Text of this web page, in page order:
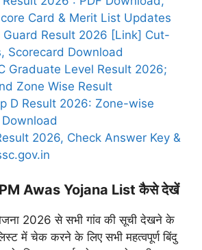
Card & Merit List Updates
Guard Result 2026 [Link] Cut-
Scorecard Download
Graduate Level Result 2026;
Zone Wise Result
D Result 2026: Zone-wise
2026, Check Answer Key &
Awas Yojana List कैसे देखें
2026 से सभी गांव की सूची देखने के
में चेक करने के लिए सभी महत्वपूर्ण बिंदु